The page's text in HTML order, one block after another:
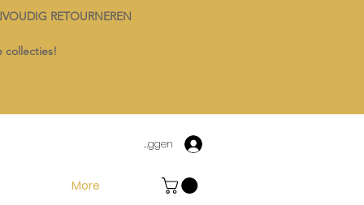
RETOURNEREN
collecties!
Inloggen
More